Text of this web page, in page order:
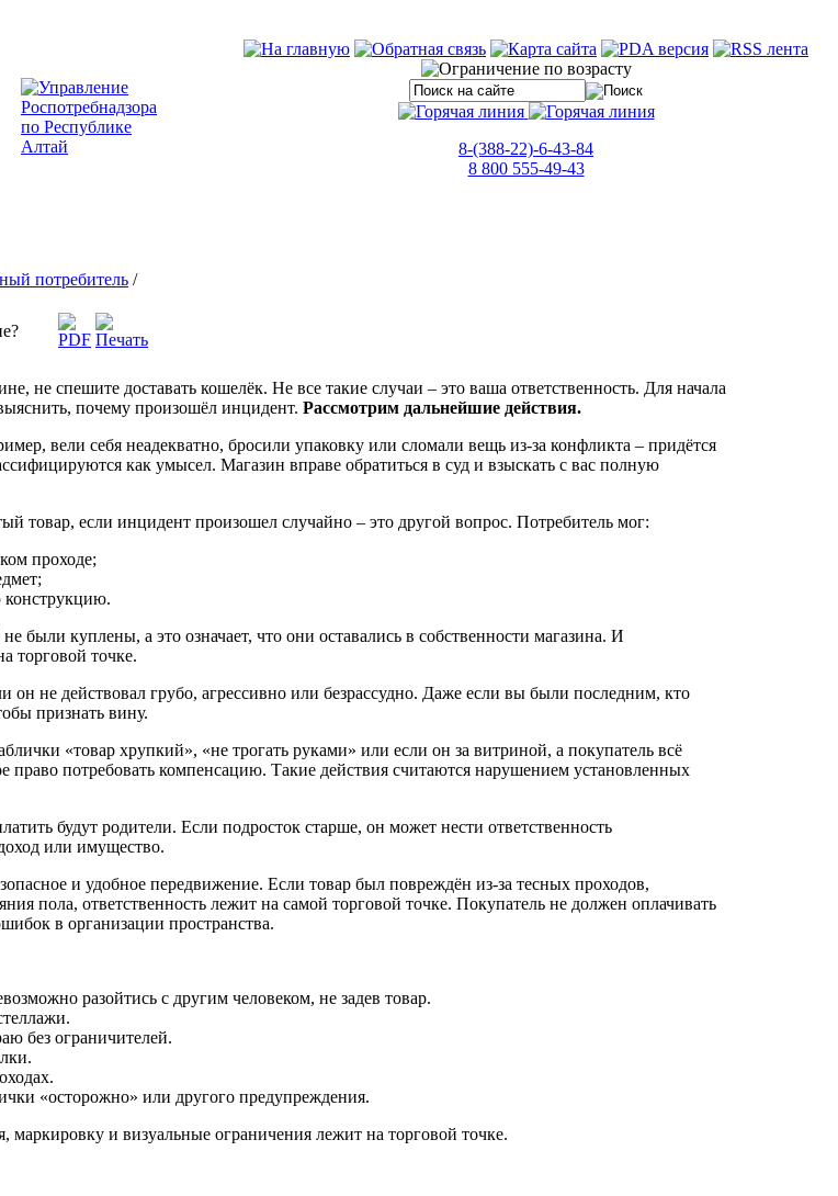
8-(388-22)-6-43-84
8 800 555-49-43
потребитель /
не спешите доставать кошелёк. Не все такие случаи – это ваша ответственность. Для начала
почему произошёл инцидент. Рассмотрим дальнейшие действия.
вели себя неадекватно, бросили упаковку или сломали вещь из-за конфликта – придётся
как умысел. Магазин вправе обратиться в суд и взыскать с вас полную
товар, если инцидент произошел случайно – это другой вопрос. Потребитель мог:
проходе;
конструкцию.
были куплены, а это означает, что они оставались в собственности магазина. И
торговой точке.
он не действовал грубо, агрессивно или безрассудно. Даже если вы были последним, кто
признать вину.
«товар хрупкий», «не трогать руками» или если он за витриной, а покупатель всё
право потребовать компенсацию. Такие действия считаются нарушением установленных
будут родители. Если подросток старше, он может нести ответственность
или имущество.
и удобное передвижение. Если товар был повреждён из-за тесных проходов,
пола, ответственность лежит на самой торговой точке. Покупатель не должен оплачивать
в организации пространства.
разойтись с другим человеком, не задев товар.
без ограничителей.
«осторожно» или другого предупреждения.
маркировку и визуальные ограничения лежит на торговой точке.